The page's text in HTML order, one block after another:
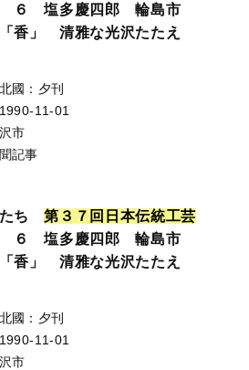
６ 塩多慶四郎 輪島市
香」 清雅な光沢たたえ
北國：夕刊
1990-11-01
市
記事
たち第 ３ ７ 回 日 本伝統工芸
６ 塩多慶四郎 輪島市
香」 清雅な光沢たたえ
北國：夕刊
1990-11-01
市